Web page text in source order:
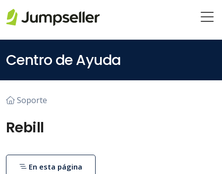
Centro de Ayuda
Soporte
Rebill
En esta página